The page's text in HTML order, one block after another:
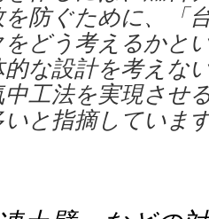
を防ぐために、「
どう考えるかと
な設計を考えな
工法を実現させ
と指摘していま